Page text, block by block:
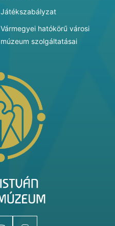
Játékszabályzat
Vármegyei hatókörű városi
múzeum szolgáltatásai